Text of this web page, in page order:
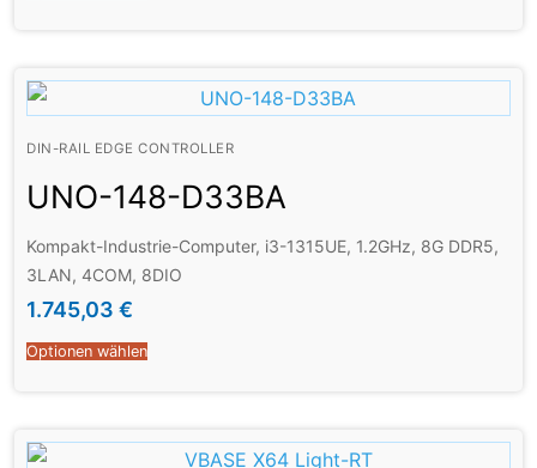
DIN-RAIL EDGE CONTROLLER
UNO-148-D33BA
Kompakt-Industrie-Computer, i3-1315UE, 1.2GHz, 8G DDR5,
3LAN, 4COM, 8DIO
1.745,03 €
Optionen wählen